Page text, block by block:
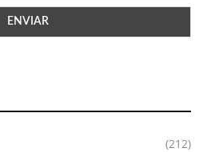
(212)